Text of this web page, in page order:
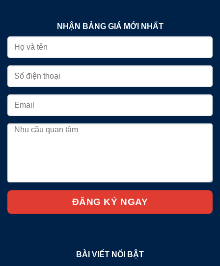
NHẬN BẢNG GIÁ MỚI NHẤT
BÀI VIẾT NỔI BẬT